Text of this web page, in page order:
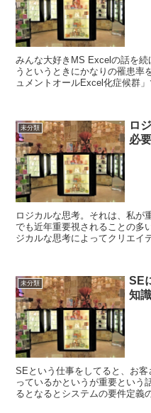
みんな大好きMS Excelの話を
うというときにかなりの罹患率
ュメントオールExcel化症候群
未分類
ロ
必要
ロジカルな思考。それは、私が
でも近年重要視されることの多
ジカルな思考によってクリエイ
未分類
SE
知
SEという仕事をしてると、お
っているかというが重要という
るとなるとシステムの要件定義